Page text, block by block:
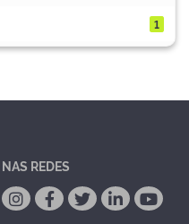
1
NAS REDES